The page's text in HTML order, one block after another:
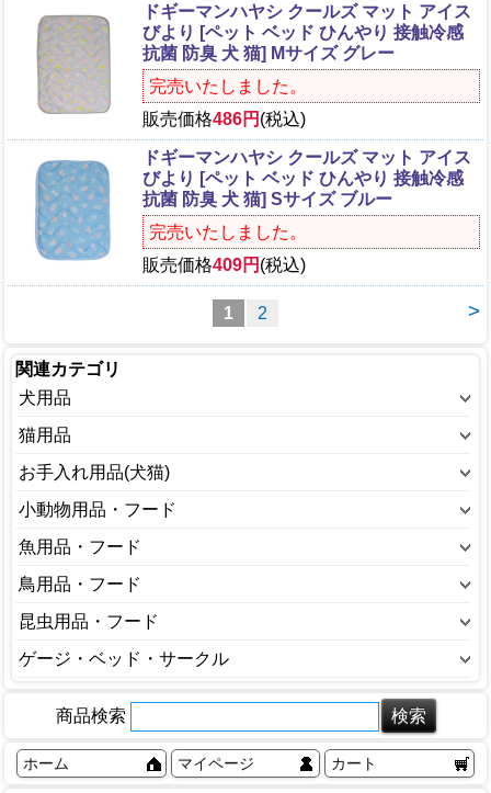
ドギーマンハヤシ クールズ マット アイス
びより [ペット ベッド ひんやり 接触冷感
抗菌 防臭 犬 猫] Mサイズ グレー
完売いたしました。
販売価格486円 (税込)
ドギーマンハヤシ クールズ マット アイス
びより [ペット ベッド ひんやり 接触冷感
抗菌 防臭 犬 猫] Sサイズ ブルー
完売いたしました。
販売価格409円 (税込)
>
1 2
関連カテゴリ
犬用品
ウェアー(犬)
おもちゃ(犬)
キャリーバッグ・カート(犬)
ゲージ・サークル(犬)
トイレ用品(犬)
ドッグフード
ベッド・インテリア(犬)
ミルク(犬)
健康食品・サプリメント(犬)
犬小屋
その他
猫用品
ウェアー(猫)
おもちゃ(猫)
キャットフード
キャリーバッグ・カート(猫)
ゲージ・サークル(猫)
トイレ用品(猫)
ベッド・インテリア(猫)
ミルク(猫)
健康食品・サプリメント(猫)
食器(猫)
お手入れ用品(犬猫)
しつけ用品
シャンプー・リンス
トリミング
ノミ・ダニ対策用品
バスタブ(犬猫)
ペット用空気清浄機
歯みがき
消臭剤・除菌剤
部分ケア（耳・目・肉球）
小動物用品・フード
うさぎ用品
ハムスター用品
フェレット用品
小動物ケージ・キャリー
小動物トイレ
小動物巣材
小動物用品
魚用品・フード
ポンプ
ろ材・フィルター
魚のエサ
照明器具
水温管理用品
水槽用品
鳥用品・フード
インコ、オウム、鳥用品
その他
鳥かご
鳥のエサ
昆虫用品・フード
昆虫のえさ
昆虫衛生用品
昆虫飼育セット
飼育ケース
ゲージ・ベッド・サークル
ペットサークル
ペットベッド
商品検索
ホーム マイページ カート